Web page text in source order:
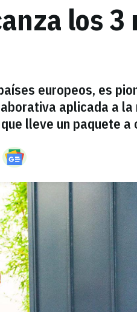
los
europeos, es
aplicada a
lleve un paquete